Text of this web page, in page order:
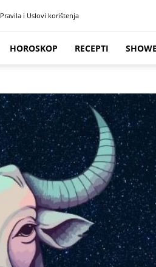
Pravila i Uslovi korištenja
HOROSKOP RECEPTI